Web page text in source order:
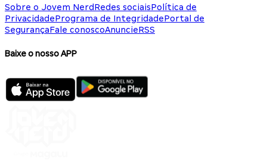
Sobre o Jovem NerdRedes sociaisPolítica de
PrivacidadePrograma de IntegridadePortal de
SegurançaFale conoscoAnuncieRSS
Baixe o nosso APP